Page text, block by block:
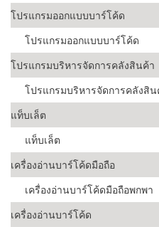
โปรแกรมออกแบบบาร์โค้ด
โปรแกรมออกแบบบาร์โค้ด
โปรแกรมบริหารจัดการคลังสินค้า
โปรแกรมบริหารจัดการคลังสิน
แท็บเล็ต
แท็บเล็ต
เครื่องอ่านบาร์โค้ดมือถือ
เครื่องอ่านบาร์โค้ดมือถือพกพา
เครื่องอ่านบาร์โค้ด